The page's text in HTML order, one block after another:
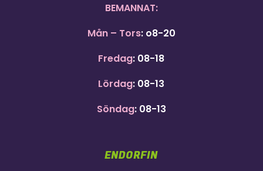
BEMANNAT:
Mån – Tors: o8-20
Fredag: 08-18
Lördag: 08-13
Söndag: 08-13
ENDORFIN